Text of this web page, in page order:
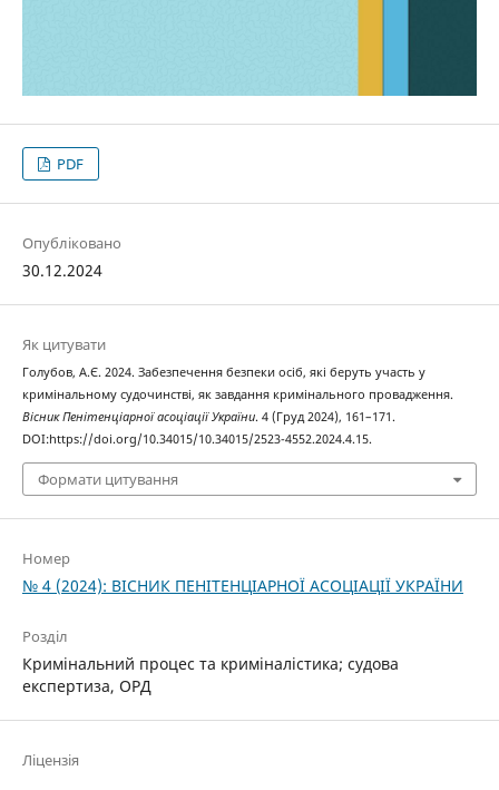
PDF
Опубліковано
30.12.2024
Як цитувати
Голубов, А.Є. 2024. Забезпечення безпеки осіб, які беруть участь у
кримінальному судочинстві, як завдання кримінального провадження.
Вісник Пенітенціарної асоціації України. 4 (Груд 2024), 161–171.
DOI:https://doi.org/10.34015/10.34015/2523-4552.2024.4.15.
Формати цитування
Номер
№ 4 (2024): ВІСНИК ПЕНІТЕНЦІАРНОЇ АСОЦІАЦІЇ УКРАЇНИ
Розділ
Кримінальний процес та криміналістика; судова
експертиза, ОРД
Ліцензія